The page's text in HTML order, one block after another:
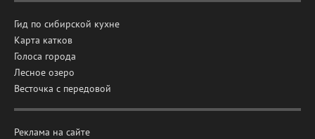
Гид по сибирской кухне
Карта катков
Голоса города
Лесное озеро
Весточка с передовой
Реклама на сайте